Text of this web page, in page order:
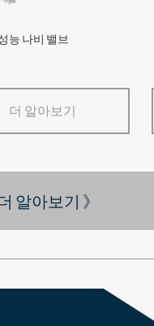
능 나비 밸브
더 알아보기
알아보기 》